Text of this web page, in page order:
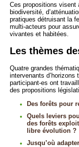
Ces propositions visent
biodiversité,
pratiques détruisant la
multi-acteurs pour
vivantes et habitées.
Les thèmes
Quatre grandes
intervenants
participant-es ont
des propositions
Des forêts pour
Quels leviers
des forêts
libre évolution ?
Jusqu’où